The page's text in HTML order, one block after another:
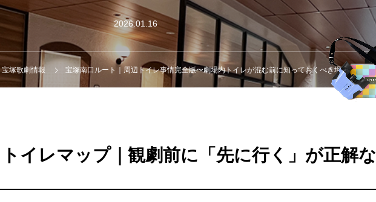
2026.01.16
塚歌劇情報 宝塚南口ルート｜周辺トイレ事情完全版〜劇場内トイレが混む前に知っておくべき場所〜
イレマップ｜観劇前に「先に行く」が正解な